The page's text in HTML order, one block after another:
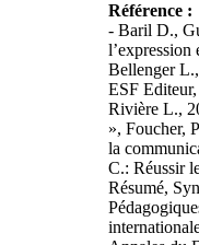
Référence :
- Baril D.,
l’expression
Bellenger
ESF
Rivière L.,
», Foucher,
la
C.: Réussir
Résumé,